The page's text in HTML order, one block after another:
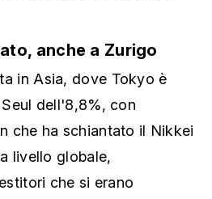
anche a Zurigo
in Asia, dove Tokyo è
dell'8,8%, con
che ha schiantato il Nikkei
livello globale,
che si erano